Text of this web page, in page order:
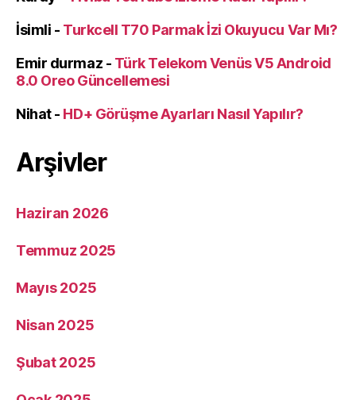
İsimli - Turkcell T70 Parmak İzi Okuyucu Var Mı?
Emir durmaz - Türk Telekom Venüs V5 Android
8.0 Oreo Güncellemesi
Nihat- HD+ Görüşme Ayarları Nasıl Yapılır?
Arşivler
Haziran 2026
Temmuz 2025
Mayıs 2025
Nisan 2025
Şubat 2025